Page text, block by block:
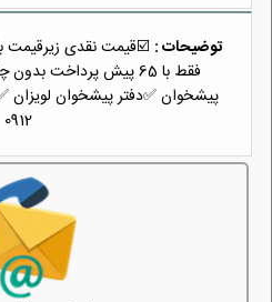
توضیحات :
فقط با 65 پیش پرداخت
0912